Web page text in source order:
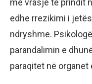
me vrasje të prindit
edhe rrezikimi i
ndryshme.
parandalimin e
paraqitet në organet